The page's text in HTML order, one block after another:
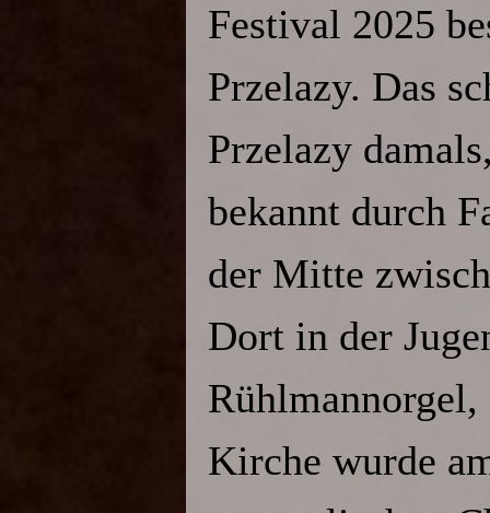
Festival 2025
Przelazy. Das
Przelazy
bekannt durch
der Mitte
Dort in der
Kirche wurde